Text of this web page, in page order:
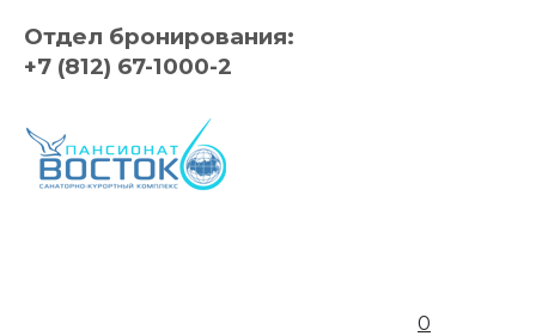
Отдел бронирования:
+7 (812) 67-1000-2
0